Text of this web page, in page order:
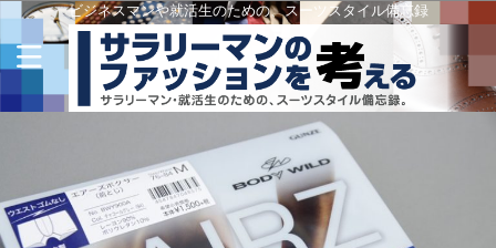
ビジネスマンや就活生のための、スーツスタイル備忘録